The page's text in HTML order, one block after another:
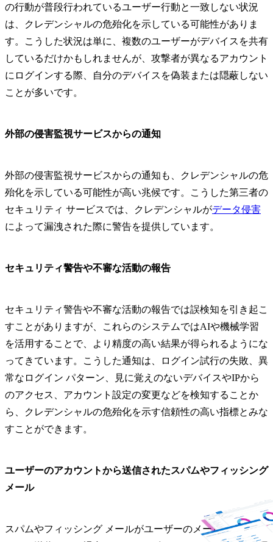
の行動が普段行われているユーザー行動と一致しない状況
は、クレデンシャルの危殆化を示している可能性がありま
す。こうした状況は単に、複数のユーザーがデバイスを共有
しているだけかもしれませんが、攻撃者が異なるアカウント
にログインする際、自分のデバイスを偽装または隠蔽しない
ことが多いです。
外部の侵害監視サービスからの通知
外部の侵害監視サービスからの通知も、クレデンシャルの危
殆化を示している可能性が高い兆候です。こうした第三者の
セキュリティ サービスでは、クレデンシャルがデータ侵害
によって漏洩された際に警告を提供しています。
セキュリティ警告や不審な活動の報告
セキュリティ警告や不審な活動の報告では誤検知を引き起こ
すことがありますが、これらのシステムではAIや機械学習
を活用することで、より精度の高い結果が得られるようにな
ってきています。こうした通知は、ログイン試行の失敗、異
常なログイン パターン、見に覚えのないデバイスやIPから
のアクセス、アカウント設定の変更などを検知することか
ら、クレデンシャルの危殆化を示す信頼性の高い指標とみな
すことができます。
ユーザーのアカウントから送信されたスパムやフィッシング
メール
スパムやフィッシング メールがユーザーのメール アカウン